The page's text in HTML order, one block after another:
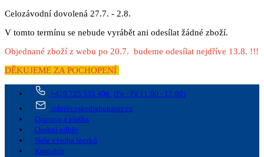
Celozávodní dovolená 27.7. - 2.8.
V tomto termínu se nebude vyrábět ani odesílat žádné zboží.
Objednané zboží z webu po 20.7. budeme odesílat nejdříve 13.8. !!!
DĚKUJEME ZA POCHOPENÍ
+420 725 535 406 (Po - Pá 11:00 - 17:00)
info@ceskedrahokamy.cz
Doprava a platba
Osobní odběr
Naše výroba šperků
Kontakty